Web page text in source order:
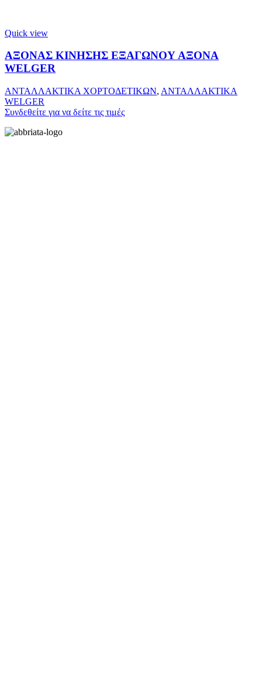
Quick view
ΑΞΟΝΑΣ ΚΙΝΗΣΗΣ ΕΞΑΓΩΝΟΥ ΑΞΟΝΑ
WELGER
ΑΝΤΑΛΛΑΚΤΙΚΑ ΧΟΡΤΟΔΕΤΙΚΩΝ, ΑΝΤΑΛΛΑΚΤΙΚΑ
WELGER
Συνδεθείτε για να δείτε τις τιμές